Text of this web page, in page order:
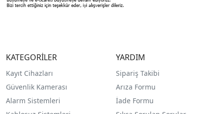
KATEGORİLER
Kayıt Cihazları
Güvenlik Kamerası
Alarm Sistemleri
YARDIM
Sipariş Takibi
Arıza Formu
İade Formu